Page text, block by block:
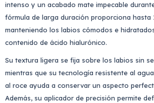
intenso y un acabado mate impecable
fórmula de larga duración proporciona hasta
manteniendo los labios cómodos e
contenido de ácido hialurónico.
Su textura ligera se fija sobre los labios sin
mientras que su tecnología resistente al
al roce ayuda a conservar un aspecto
Además, su aplicador de precisión permite